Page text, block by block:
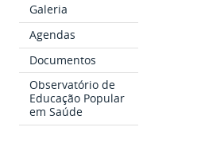
Galeria
Agendas
Documentos
Observatório de
Educação Popular
em Saúde